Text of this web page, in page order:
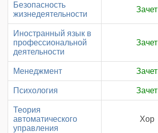
Безопасность
жизнедеятельности
Зачет
Иностранный язык в
профессиональной
деятельности
Зачет
Менеджмент Зачет
Психология Зачет
Теория
автоматического
управления
Хор